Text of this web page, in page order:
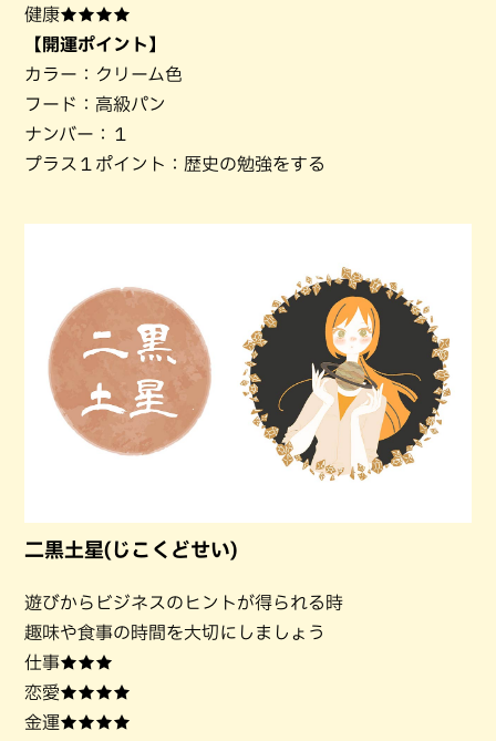
健康★★★★
【開運ポイント】
カラー：クリーム色
フード：高級パン
ナンバー：１
プラス１ポイント：歴史の勉強をする
二黒土星(じこくどせい)
遊びからビジネスのヒントが得られる時
趣味や食事の時間を大切にしましょう
仕事★★★
恋愛★★★★
金運★★★★